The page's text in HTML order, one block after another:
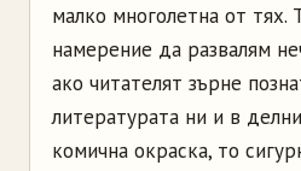
малко многолетна от тях.
намерение да развалям
ако читателят зърне
литературата ни и в
комична окраска, то